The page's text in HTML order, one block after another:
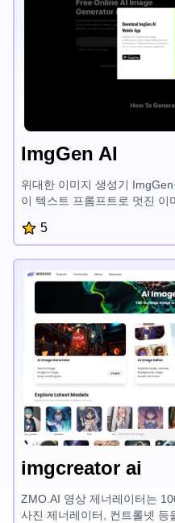
ImgGen AI
위대한 이미지 생성기
이 텍스트 프롬프트로 멋진 이
5
imgcreator ai
ZMO.AI 영상 제너레이터는
사진 제너레이터, 컨트롤넷 등